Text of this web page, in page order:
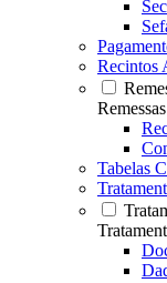
Recintos
Tabelas